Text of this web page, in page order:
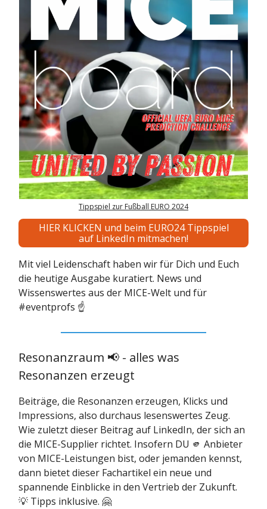
Tippspiel zur Fußball EURO 2024
HIER KLICKEN und beim EURO24 Tippspiel
auf LinkedIn mitmachen!
Mit viel Leidenschaft haben wir für Dich und Euch
die heutige Ausgabe kuratiert. News und
Wissenswertes aus der MICE-Welt und für
#eventprofs ☝️
Resonanzraum 📢 - alles was
Resonanzen erzeugt
Beiträge, die Resonanzen erzeugen, Klicks und
Impressions, also durchaus lesenswertes Zeug.
Wie zuletzt dieser Beitrag auf LinkedIn, der sich an
die MICE-Supplier richtet. Insofern DU 🫵 Anbieter
von MICE-Leistungen bist, oder jemanden kennst,
dann bietet dieser Fachartikel ein neue und
spannende Einblicke in den Vertrieb der Zukunft.
💡 Tipps inklusive. 🤗